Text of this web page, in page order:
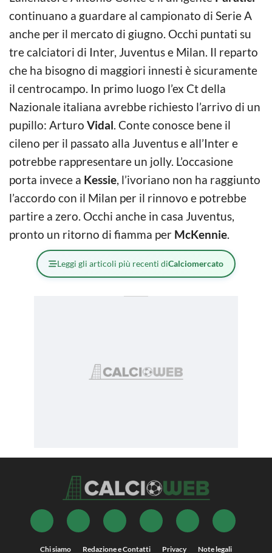
continuano a guardare al campionato di Serie A
anche per il mercato di giugno. Occhi puntati su
tre calciatori di Inter, Juventus e Milan. Il reparto
che ha bisogno di maggiori innesti è sicuramente
il centrocampo. In primo luogo l’ex Ct della
Nazionale italiana avrebbe richiesto l’arrivo di un
pupillo: Arturo Vidal. Conte conosce bene il
cileno per il passato alla Juventus e all’Inter e
potrebbe rappresentare un jolly. L’occasione
porta invece a Kessie, l’ivoriano non ha raggiunto
l’accordo con il Milan per il rinnovo e potrebbe
partire a zero. Occhi anche in casa Juventus,
pronto un ritorno di fiamma per McKennie.
Leggi gli articoli più recenti diCalciomercato
Chi siamo Redazione e Contatti Privacy Note legali